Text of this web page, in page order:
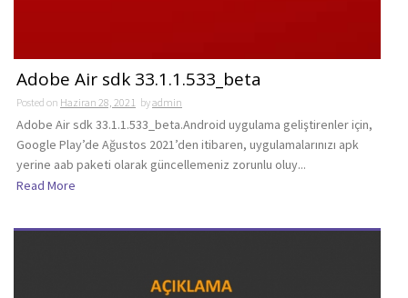
Adobe Air sdk 33.1.1.533_beta
Posted on Haziran 28, 2021 byadmin
Adobe Air sdk 33.1.1.533_beta.Android uygulama geliştirenler için,
Google Play’de Ağustos 2021’den itibaren, uygulamalarınızı apk
yerine aab paketi olarak güncellemeniz zorunlu oluy...
Read More